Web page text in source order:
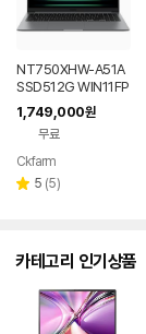
NT750XHW-A51A
SSD512G WIN11FP
P(버젼UP설치) 삼성
전자 갤럭시북5 노트
1,749,000원
무료
Ckfarm
별 5 리
(5)
카테고리 인기상품